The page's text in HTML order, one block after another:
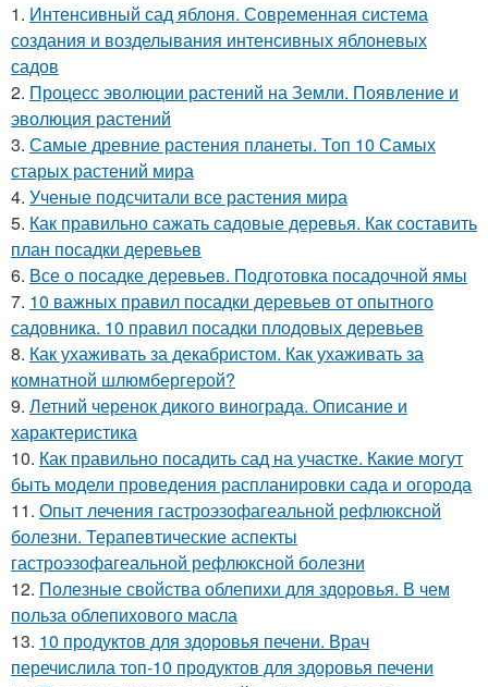
1. Интенсивный сад яблоня. Современная система
создания и возделывания интенсивных яблоневых
садов
2. Процесс эволюции растений на Земли. Появление и
эволюция растений
3. Самые древние растения планеты. Топ 10 Самых
старых растений мира
4. Ученые подсчитали все растения мира
5. Как правильно сажать садовые деревья. Как составить
план посадки деревьев
6. Все о посадке деревьев. Подготовка посадочной ямы
7. 10 важных правил посадки деревьев от опытного
садовника. 10 правил посадки плодовых деревьев
8. Как ухаживать за декабристом. Как ухаживать за
комнатной шлюмбергерой?
9. Летний черенок дикого винограда. Описание и
характеристика
10. Как правильно посадить сад на участке. Какие могут
быть модели проведения распланировки сада и огорода
11. Опыт лечения гастроэзофагеальной рефлюксной
болезни. Терапевтические аспекты
гастроэзофагеальной рефлюксной болезни
12. Полезные свойства облепихи для здоровья. В чем
польза облепихового масла
13. 10 продуктов для здоровья печени. Врач
перечислила топ-10 продуктов для здоровья печени